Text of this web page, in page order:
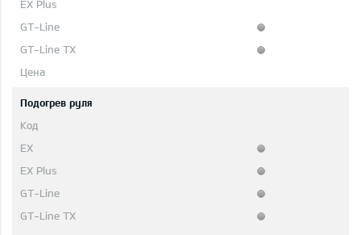
Подогрев руля